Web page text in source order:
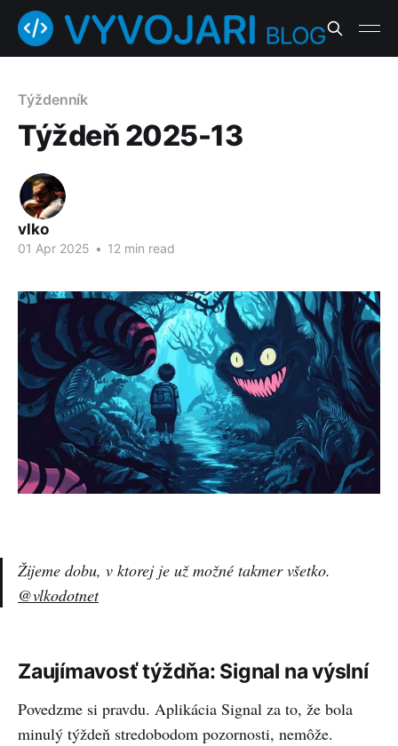
Týždenník
Týždeň 2025-13
vlko
01 Apr 2025 • 12 min read
Žijeme dobu, v ktorej je už možné takmer všetko.
@vlkodotnet
Zaujímavosť týždňa: Signal na výslní
Povedzme si pravdu. Aplikácia Signal za to, že bola
minulý týždeň stredobodom pozornosti, nemôže.